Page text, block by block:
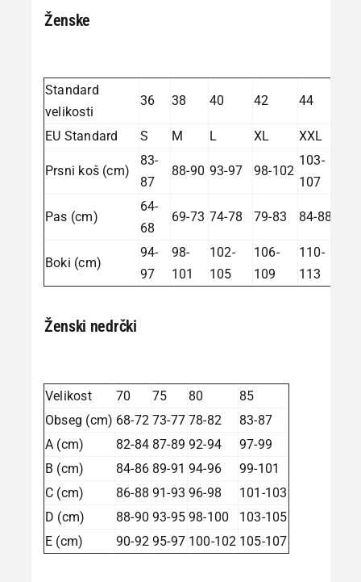
Ženske
Standard
velikosti
36 38 40 42 44
EU Standard S M L XL XXL
Prsni koš (cm)
83-
87
88-90 93-97 98-102
103-
107
Pas (cm)
64-
68
69-73 74-78 79-83 84-88
Boki (cm)
94-
97
98-
101
102-
105
106-
109
110-
113
Ženski nedrčki
Velikost 70 75 80
85
Obseg (cm) 68-72 73-77 78-82
83-87
A (cm)
82-84 87-89 92-94
97-99
B (cm)
84-86 89-91 94-96
99-101
C (cm)
86-88 91-93 96-98
101-103
D (cm)
88-90 93-95 98-100
103-105
E (cm)
90-92 95-97 100-102 105-107